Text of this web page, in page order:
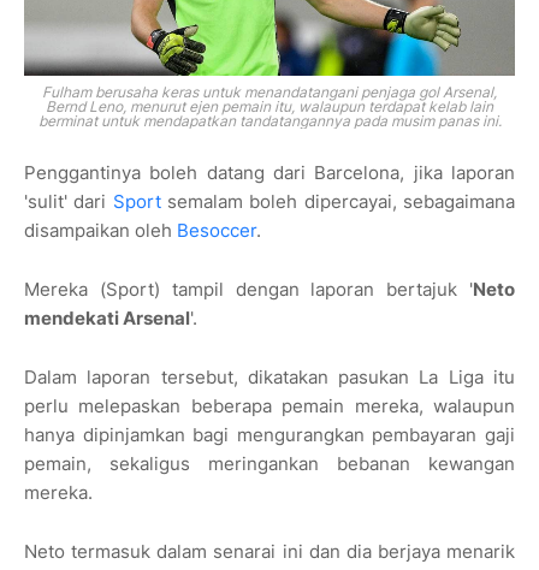
Fulham berusaha keras untuk menandatangani penjaga gol Arsenal,
Bernd Leno, menurut ejen pemain itu, walaupun terdapat kelab lain
berminat untuk mendapatkan tandatangannya pada musim panas ini.
Penggantinya boleh datang dari Barcelona, ​​jika laporan
'sulit' dari Sport semalam boleh dipercayai, sebagaimana
disampaikan oleh Besoccer.
Mereka (Sport) tampil dengan laporan bertajuk 'Neto
mendekati Arsenal'.
Dalam laporan tersebut, dikatakan pasukan La Liga itu
perlu melepaskan beberapa pemain mereka, walaupun
hanya dipinjamkan bagi mengurangkan pembayaran gaji
pemain, sekaligus meringankan bebanan kewangan
mereka.
Neto termasuk dalam senarai ini dan dia berjaya menarik